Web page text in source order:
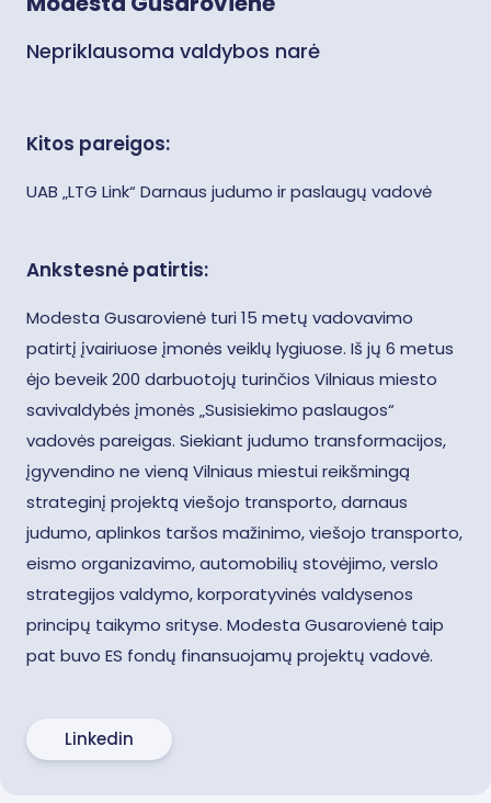
Nepriklausoma valdybos narė
Kitos pareigos:
UAB „LTG Link“ Darnaus judumo ir paslaugų vadovė
Ankstesnė patirtis:
Modesta Gusarovienė turi 15 metų vadovavimo
patirtį įvairiuose įmonės veiklų lygiuose. Iš jų 6 metus
ėjo beveik 200 darbuotojų turinčios Vilniaus miesto
savivaldybės įmonės „Susisiekimo paslaugos“
vadovės pareigas. Siekiant judumo transformacijos,
įgyvendino ne vieną Vilniaus miestui reikšmingą
strateginį projektą viešojo transporto, darnaus
judumo, aplinkos taršos mažinimo, viešojo transporto,
eismo organizavimo, automobilių stovėjimo, verslo
strategijos valdymo, korporatyvinės valdysenos
principų taikymo srityse. Modesta Gusarovienė taip
pat buvo ES fondų finansuojamų projektų vadovė.
Linkedin